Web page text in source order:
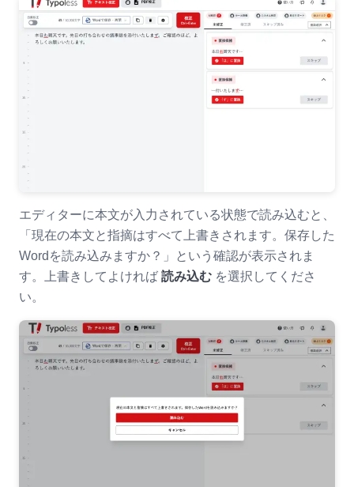
エディターに本文が入力されている状態で読み込むと、
「現在の本文と指摘はすべて上書きされます。保存した
Wordを読み込みますか？」という確認が表示されま
す。上書きしてよければ 読み込む を選択してくださ
い。